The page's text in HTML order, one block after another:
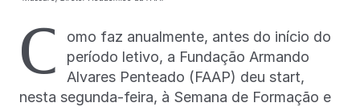
C
omo faz anualmente, antes do início do
período letivo, a Fundação Armando
Alvares Penteado (FAAP) deu start,
nesta segunda-feira, à Semana de Formação e